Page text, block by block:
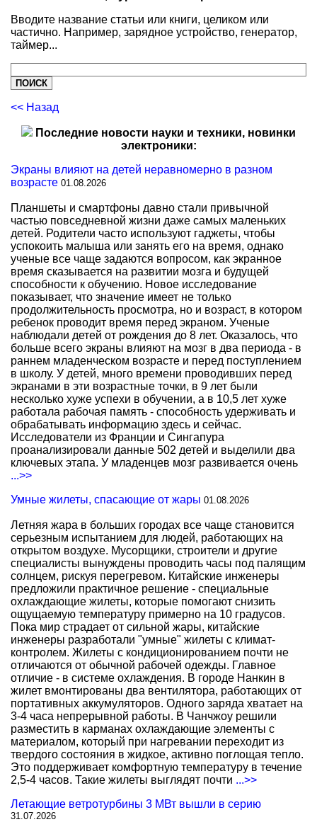
Вводите название статьи или книги, целиком или
частично. Например, зарядное устройство, генератор,
таймер...
<< Назад
Последние новости науки и техники, новинки
электроники:
Экраны влияют на детей неравномерно в разном
возрасте 01.08.2026
Планшеты и смартфоны давно стали привычной
частью повседневной жизни даже самых маленьких
детей. Родители часто используют гаджеты, чтобы
успокоить малыша или занять его на время, однако
ученые все чаще задаются вопросом, как экранное
время сказывается на развитии мозга и будущей
способности к обучению. Новое исследование
показывает, что значение имеет не только
продолжительность просмотра, но и возраст, в котором
ребенок проводит время перед экраном. Ученые
наблюдали детей от рождения до 8 лет. Оказалось, что
больше всего экраны влияют на мозг в два периода - в
раннем младенческом возрасте и перед поступлением
в школу. У детей, много времени проводивших перед
экранами в эти возрастные точки, в 9 лет были
несколько хуже успехи в обучении, а в 10,5 лет хуже
работала рабочая память - способность удерживать и
обрабатывать информацию здесь и сейчас.
Исследователи из Франции и Сингапура
проанализировали данные 502 детей и выделили два
ключевых этапа. У младенцев мозг развивается очень
...>>
Умные жилеты, спасающие от жары 01.08.2026
Летняя жара в больших городах все чаще становится
серьезным испытанием для людей, работающих на
открытом воздухе. Мусорщики, строители и другие
специалисты вынуждены проводить часы под палящим
солнцем, рискуя перегревом. Китайские инженеры
предложили практичное решение - специальные
охлаждающие жилеты, которые помогают снизить
ощущаемую температуру примерно на 10 градусов.
Пока мир страдает от сильной жары, китайские
инженеры разработали "умные" жилеты с климат-
контролем. Жилеты с кондиционированием почти не
отличаются от обычной рабочей одежды. Главное
отличие - в системе охлаждения. В городе Нанкин в
жилет вмонтированы два вентилятора, работающих от
портативных аккумуляторов. Одного заряда хватает на
3-4 часа непрерывной работы. В Чанчжоу решили
разместить в карманах охлаждающие элементы с
материалом, который при нагревании переходит из
твердого состояния в жидкое, активно поглощая тепло.
Это поддерживает комфортную температуру в течение
2,5-4 часов. Такие жилеты выглядят почти ...>>
Летающие ветротурбины 3 МВт вышли в серию
31.07.2026